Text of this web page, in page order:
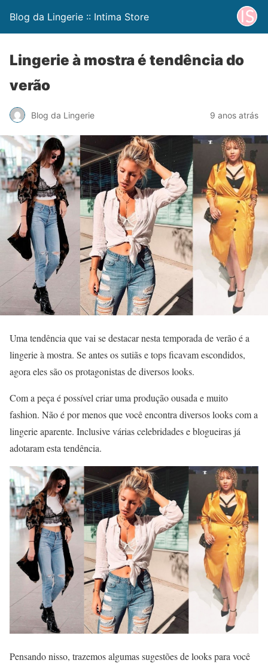
Blog da Lingerie :: Intima Store
Lingerie à mostra é tendência do
verão
Blog da Lingerie 9 anos atrás
Uma tendência que vai se destacar nesta temporada de verão é a
lingerie à mostra. Se antes os sutiãs e tops ficavam escondidos,
agora eles são os protagonistas de diversos looks.
Com a peça é possível criar uma produção ousada e muito
fashion. Não é por menos que você encontra diversos looks com a
lingerie aparente. Inclusive várias celebridades e blogueiras já
adotaram esta tendência.
Pensando nisso, trazemos algumas sugestões de looks para você